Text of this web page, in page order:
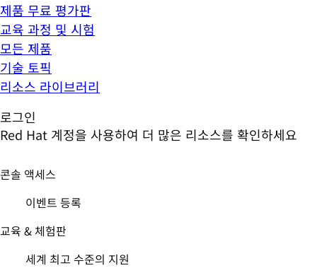
제품 무료 평가판
교육 과정 및 시험
모든 제품
기술 토픽
리소스 라이브러리
로그인
Red Hat 계정을 사용하여 더 많은 리소스를 확인하세요
콘솔 액세스
이벤트 등록
교육 & 체험판
세계 최고 수준의 지원